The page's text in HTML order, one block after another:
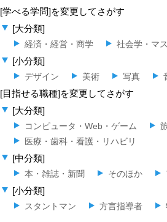
[学べる学問]を変更してさがす
[大分類]
経済・経営・商学 社会学・マ
[小分類]
デザイン 美術 写真
[目指せる職種]を変更してさがす
[大分類]
コンピュータ・Web・ゲーム
医療・歯科・看護・リハビリ
[中分類]
本・雑誌・新聞 そのほか
[小分類]
スタントマン 方言指導者